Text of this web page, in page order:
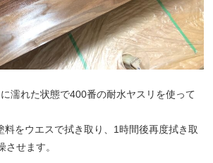
濡れた状態で400番の耐水ヤスリを使って
料をウエスで拭き取り、1時間後再度拭き取
させます。